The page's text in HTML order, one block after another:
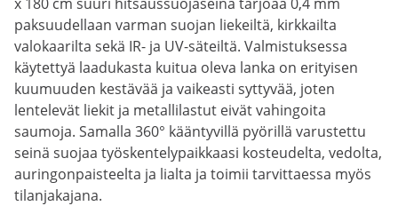
paksuudellaan varman suojan liekeiltä, kirkkailta
valokaarilta sekä IR- ja UV-säteiltä. Valmistuksessa
käytettyä laadukasta kuitua oleva lanka on erityisen
kuumuuden kestävää ja vaikeasti syttyvää, joten
lentelevät liekit ja metallilastut eivät vahingoita
saumoja. Samalla 360° kääntyvillä pyörillä varustettu
seinä suojaa työskentelypaikkaasi kosteudelta, vedolta,
auringonpaisteelta ja lialta ja toimii tarvittaessa myös
tilanjakajana.